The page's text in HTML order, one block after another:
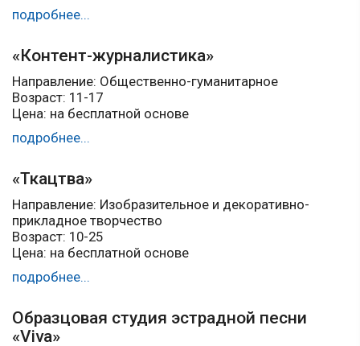
подробнее...
«Контент-журналистика»
Направление: Общественно-гуманитарное
Возраст: 11-17
Цена: на бесплатной основе
подробнее...
«Ткацтва»
Направление: Изобразительное и декоративно-
прикладное творчество
Возраст: 10-25
Цена: на бесплатной основе
подробнее...
Образцовая студия эстрадной песни
«Viva»